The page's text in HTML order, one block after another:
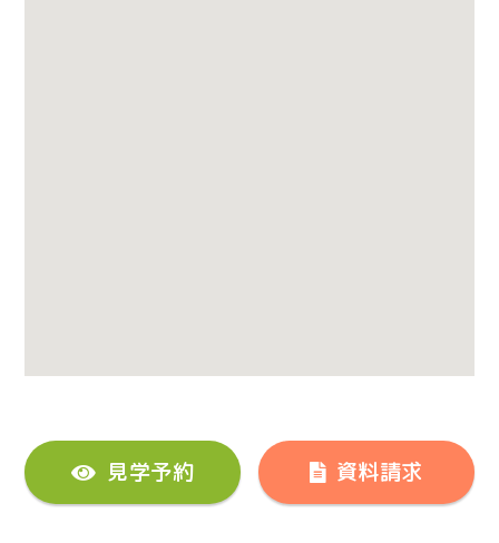
見学予約 資料請求